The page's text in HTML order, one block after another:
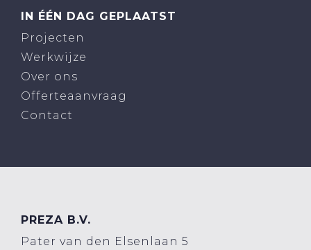
IN ÉÉN DAG GEPLAATST
Projecten
Werkwijze
Over ons
Offerteaanvraag
Contact
PREZA B.V.
Pater van den Elsenlaan 5